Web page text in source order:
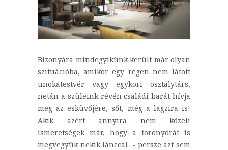
Bizonyára mindegyikünk került már olyan
szituációba, amikor egy régen nem látott
unokatestvér vagy egykori osztálytárs,
netán a szüleink révén családi barát hívja
meg az esküvőjére, sőt, még a lagzira is!
Akik azért annyira nem közeli
ismeretségek már, hogy a toronyórát is
megvegyük nekik lánccal - persze azt sem